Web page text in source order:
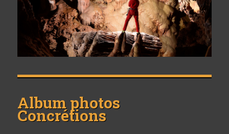
Album photos
Concrétions